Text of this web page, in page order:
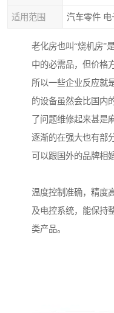
适用范围 汽车零件 电
老化房也叫“烧机房”
中的必需品，但价格
所以一些企业反应就
的设备虽然会比国内
了问题维修起来甚是
逐渐的在强大也有部
可以跟国外的品牌相
温度控制准确，精度
及电控系统，能保持
类产品。